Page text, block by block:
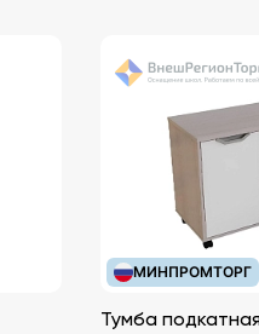
МИНПРОМТОРГ
Тумба